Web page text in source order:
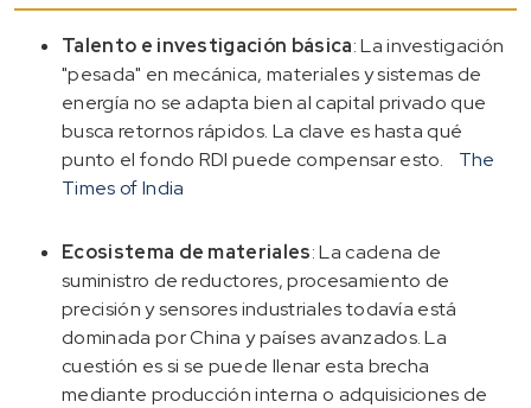
Talento e investigación básica: La investigación
"pesada" en mecánica, materiales y sistemas de
energía no se adapta bien al capital privado que
busca retornos rápidos. La clave es hasta qué
punto el fondo RDI puede compensar esto.
The
Times of India
Ecosistema de materiales: La cadena de
suministro de reductores, procesamiento de
precisión y sensores industriales todavía está
dominada por China y países avanzados. La
cuestión es si se puede llenar esta brecha
mediante producción interna o adquisiciones de